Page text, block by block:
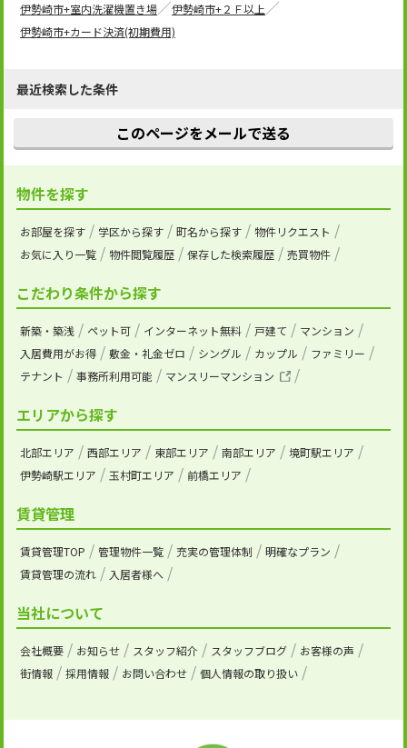
伊勢崎市+室内洗濯機置き場
伊勢崎市+２Ｆ以上
伊勢崎市+カード決済(初期費用)
最近検索した条件
このページをメールで送る
物件を探す
お部屋を探す 学区から探す 町名から探す
物件リクエスト
お気に入り一覧
物件閲覧履歴 保存した検索履歴 売買物件
こだわり条件から探す
新築・築浅 ペット可 インターネット無料 戸建て
マンション
入居費用がお得
敷金・礼金ゼロ シングル カップル
ファミリー
テナント
事務所利用可能 マンスリーマンション
エリアから探す
北部エリア 西部エリア 東部エリア 南部エリア
境町駅エリア
伊勢崎駅エリア
玉村町エリア 前橋エリア
賃貸管理
賃貸管理TOP 管理物件一覧 充実の管理体制
明確なプラン
賃貸管理の流れ
入居者様へ
当社について
会社概要 お知らせ スタッフ紹介 スタッフブログ
お客様の声
街情報
採用情報 お問い合わせ 個人情報の取り扱い